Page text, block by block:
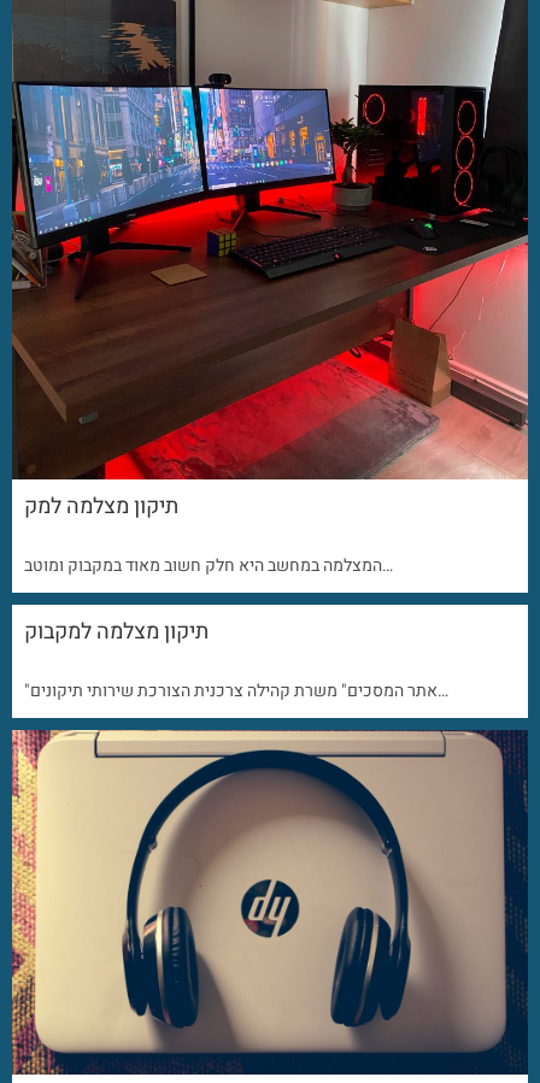
תיקון מצלמה למק
המצלמה במחשב היא חלק חשוב מאוד במקבוק ומוטב…
תיקון מצלמה למקבוק
"אתר המסכים" משרת קהילה צרכנית הצורכת שירותי תיקונים…